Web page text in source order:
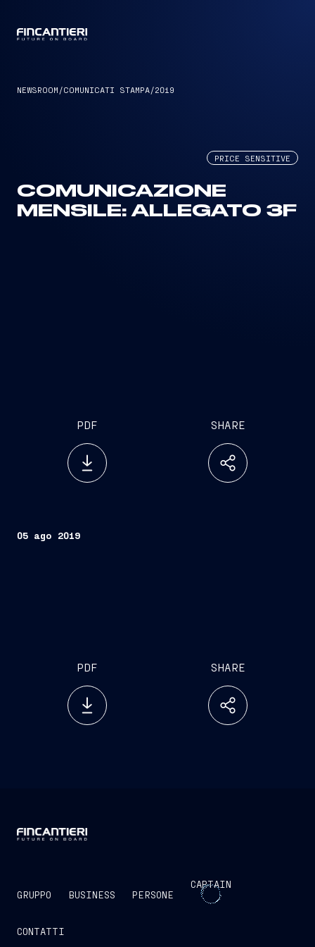
NEWSROOM /COMUNICATI STAMPA/2019
PRICE SENSITIVE
COMUNICAZIONE
MENSILE: ALLEGATO 3F
PDF SHARE
05 ago 2019
PDF SHARE
GRUPPO BUSINESS PERSONE
CAPTAIN
CONTATTI